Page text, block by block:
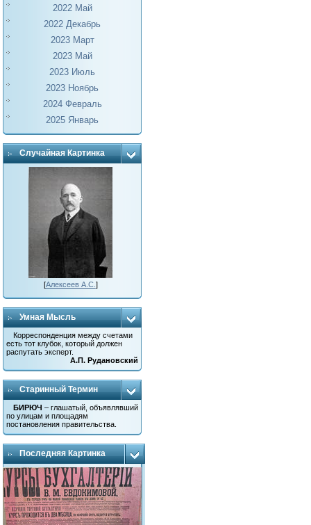
2022 Май
2022 Декабрь
2023 Март
2023 Май
2023 Июль
2023 Ноябрь
2024 Февраль
2025 Январь
Случайная Картинка
[Алексеев А.С. ]
Умная Мысль
Корреспонденция между счетами
есть тот клубок, который должен
распутать эксперт.
А.П. Рудановский
Старинный Термин
БИРЮЧ – глашатый, объявлявший
по улицам и площадям
постановления правительства.
Последняя Картинка